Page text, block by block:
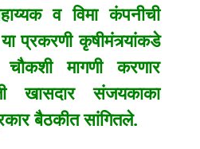
व विमा कंपनीची
प्रकरणी कृषीमंत्र्यांकडे
मागणी करणार
खासदार संजयकाका
बैठकीत सांगितले.